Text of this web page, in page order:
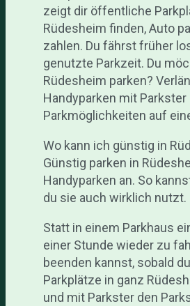
zeigt dir öffentliche
Rüdesheim finden, Auto
zahlen. Du fährst früher
genutzte Parkzeit. Du
Rüdesheim parken?
Handyparken mit
Parkmöglichkeiten auf
Wo kann ich günstig in
Günstig parken in
Handyparken an. So
du sie auch wirklich nutzt.
Statt in einem Parkhaus
einer Stunde wieder zu
beenden kannst, sobald
Parkplätze in ganz
und mit Parkster den